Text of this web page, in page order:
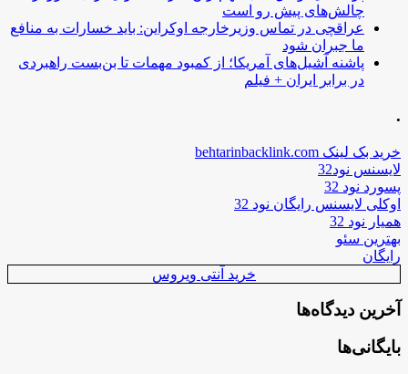
چالش‌های پیش رو است
عراقچی در تماس وزیرخارجه اوکراین: باید خسارات به منافع
ما جبران شود
پاشنه آشیل‌های آمریکا؛ از کمبود مهمات تا بن‌بست راهبردی
در برابر ایران + فیلم
.
خرید بک لینک behtarinbacklink.com
لایسنس نود32
پسورد نود 32
اوکلی لایسنس رایگان نود 32
همیار نود 32
بهترین سئو
رایگان
خرید آنتی ویروس
آخرین دیدگاه‌ها
بایگانی‌ها